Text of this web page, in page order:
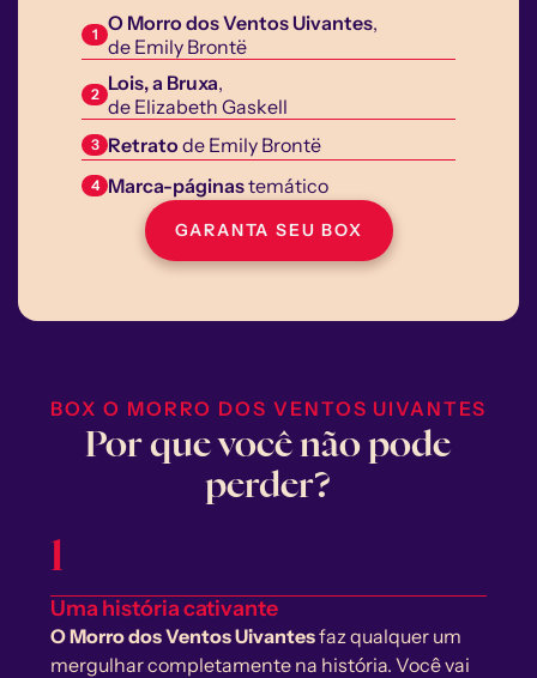
2 Lois, a Bruxa,
de Elizabeth Gaskell
4 Marca-páginas temático
1 O Morro dos Ventos Uivantes,
de Emily Brontë
3 Retrato de Emily Brontë
GARANTA SEU BOX
BOX O MORRO DOS VENTOS UIVANTES
Por que você não pode
perder?
1
Uma história cativante
O Morro dos Ventos Uivantes faz qualquer um
mergulhar completamente na história. Você vai